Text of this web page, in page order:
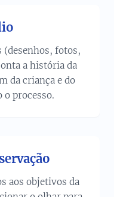
(desenhos, fotos,
a história da
da criança e do
o processo.
aos objetivos da